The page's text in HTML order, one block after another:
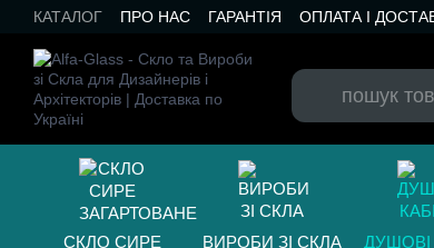
Перейти до основного контенту
КАТАЛОГ ПРО НАС ГАРАНТІЯ ОПЛАТА І
СКЛО СИРЕ
ВИРОБИ ЗІ СКЛА ДУШОВІ